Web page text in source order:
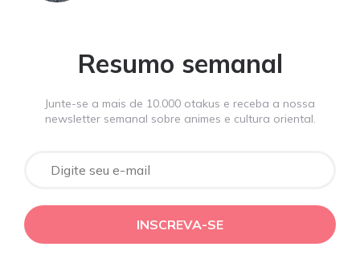
Resumo semanal
Junte-se a mais de 10.000 otakus e receba a nossa
newsletter semanal sobre animes e cultura oriental.